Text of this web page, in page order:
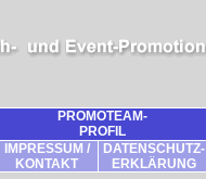
PROMOTEAM-
PROFIL
IMPRESSUM /
KONTAKT
DATENSCHUTZ-
ERKLÄRUNG